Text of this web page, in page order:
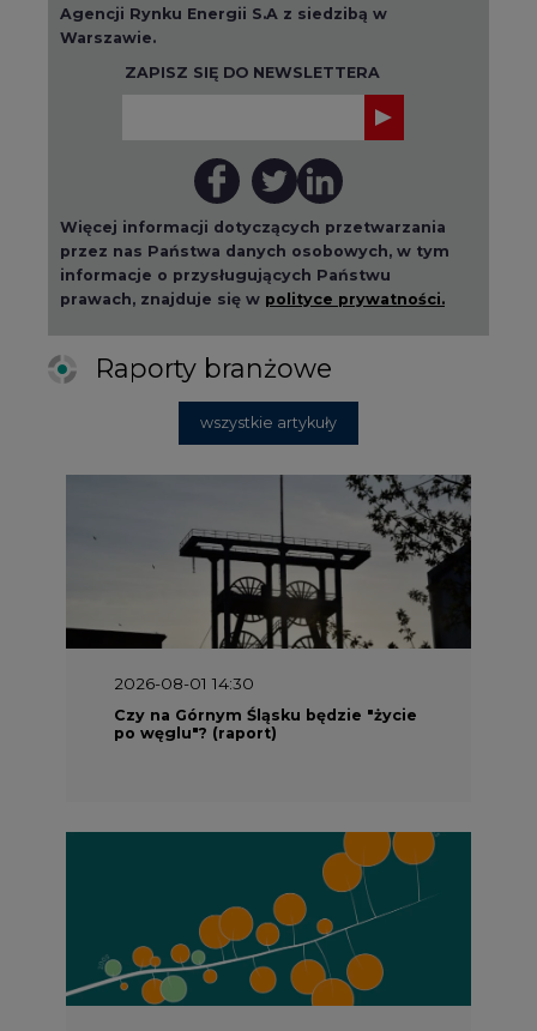
Agencji Rynku Energii S.A z siedzibą w
Warszawie.
ZAPISZ SIĘ DO NEWSLETTERA
Więcej informacji dotyczących przetwarzania
przez nas Państwa danych osobowych, w tym
informacje o przysługujących Państwu
prawach, znajduje się w polityce prywatności.
Raporty branżowe
wszystkie artykuły
2026-08-01 14:30
Czy na Górnym Śląsku będzie "życie
po węglu"? (raport)